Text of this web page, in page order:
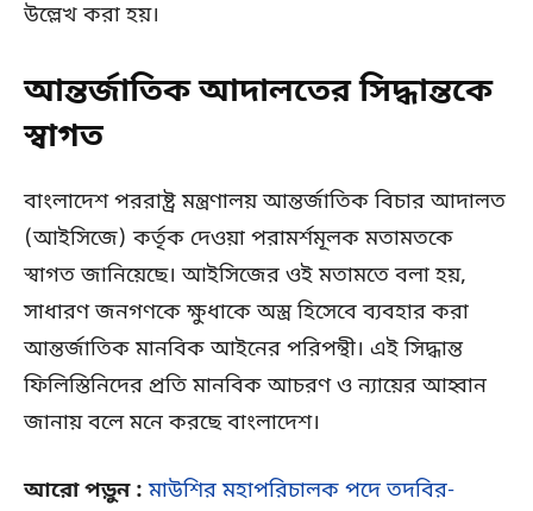
উল্লেখ করা হয়।
আন্তর্জাতিক আদালতের সিদ্ধান্তকে
স্বাগত
বাংলাদেশ পররাষ্ট্র মন্ত্রণালয় আন্তর্জাতিক বিচার আদালত
(আইসিজে) কর্তৃক দেওয়া পরামর্শমূলক মতামতকে
স্বাগত জানিয়েছে। আইসিজের ওই মতামতে বলা হয়,
সাধারণ জনগণকে ক্ষুধাকে অস্ত্র হিসেবে ব্যবহার করা
আন্তর্জাতিক মানবিক আইনের পরিপন্থী। এই সিদ্ধান্ত
ফিলিস্তিনিদের প্রতি মানবিক আচরণ ও ন্যায়ের আহ্বান
জানায় বলে মনে করছে বাংলাদেশ।
আরো পড়ুন :মাউশির মহাপরিচালক পদে তদবির-